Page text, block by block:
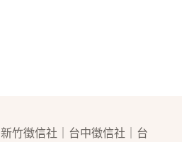
新竹徵信社 台中徵信社
台